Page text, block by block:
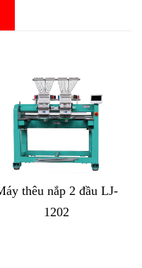
LJ-
Máy thêu mũ vi